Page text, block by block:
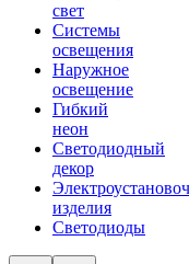
свет
Системы
освещения
Наружное
освещение
Гибкий
неон
Светодиодный
декор
изделия
Светодиоды